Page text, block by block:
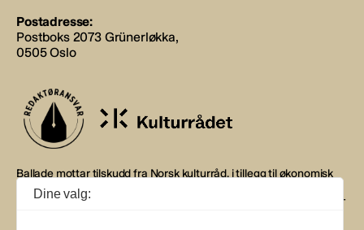
Postadresse:
Postboks 2073 Grünerløkka,
0505 Oslo
Ballade mottar tilskudd fra Norsk kulturråd, i tillegg til økonomisk
støtte fra eierne NOPA, Norsk komponistforening og
Musikkforleggerne. Ballade drives etter Redaktør- og Vær Varsom-
Dine valg: